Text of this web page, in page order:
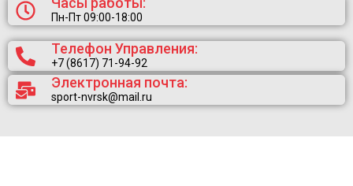
Пн-Пт 09:00-18:00
Телефон Управления:
+7 (8617) 71-94-92
Электронная почта:
sport-nvrsk@mail.ru